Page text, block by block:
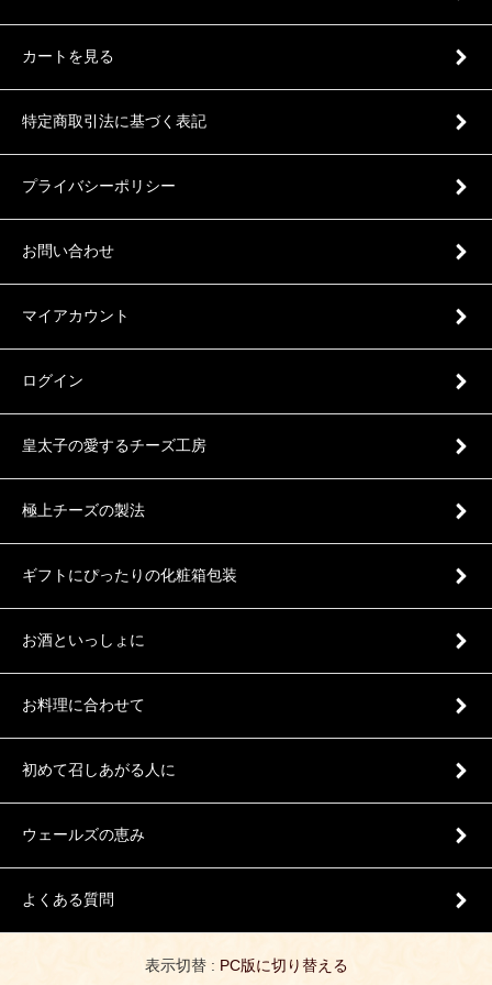
カートを見る
特定商取引法に基づく表記
プライバシーポリシー
お問い合わせ
マイアカウント
ログイン
皇太子の愛するチーズ工房
極上チーズの製法
ギフトにぴったりの化粧箱包装
お酒といっしょに
お料理に合わせて
初めて召しあがる人に
ウェールズの恵み
よくある質問
表示切替 : PC版に切り替える